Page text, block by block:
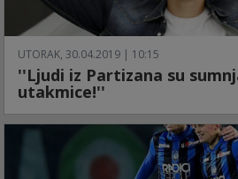
UTORAK, 30.04.2019 | 10:15
''Ljudi iz Partizana su
utakmice!''